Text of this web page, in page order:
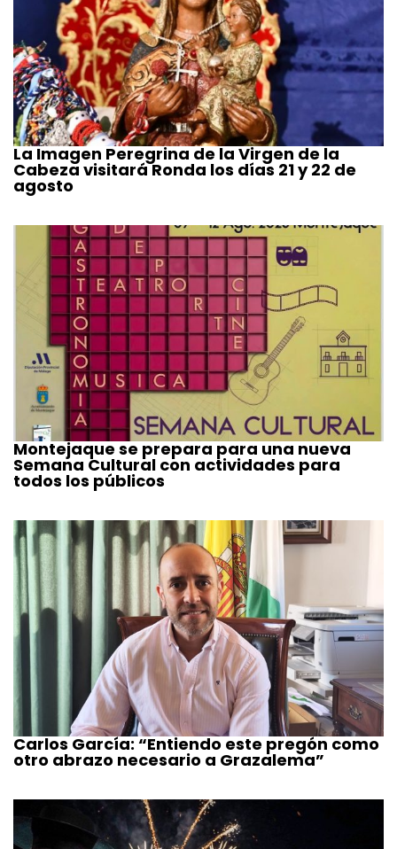
La Imagen Peregrina de la Virgen de la
Cabeza visitará Ronda los días 21 y 22 de
agosto
Montejaque se prepara para una nueva
Semana Cultural con actividades para
todos los públicos
Carlos García: “Entiendo este pregón como
otro abrazo necesario a Grazalema”